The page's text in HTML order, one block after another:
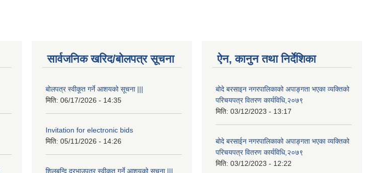
सार्वजनिक खरिद/बोलपत्र सूचना
बोलपत्र स्वीकूत गर्ने आशयको सूचना |||
मिति: 06/17/2026 - 14:35
Invitation for electronic bids
मिति: 05/11/2026 - 14:26
शिलबन्दि दरभाउपत्र स्वीकृत गर्ने आशयको सूचना |||
ऐन, कानुन तथा निर्देशिका
बोदे बरसाइन नगरपालिकाको अपाङ्गता भएका व्यक्तिको
परिचयपत्र वितरण कार्यविधि,२०७९
मिति: 03/12/2023 - 13:17
बोदे बरसाईन नगरपालिकाको अपाङ्गता भएका व्यक्तिको
परिचयपत्र वितरण कार्यविधि,२०७९
मिति: 03/12/2023 - 12:22